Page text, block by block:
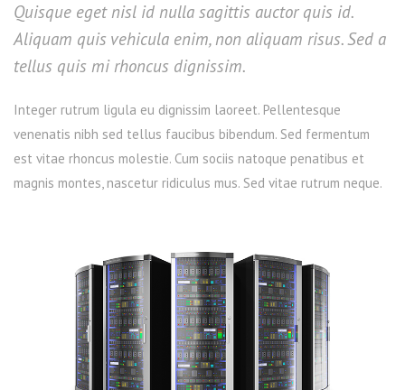
Quisque eget nisl id nulla sagittis auctor quis id.
Aliquam quis vehicula enim, non aliquam risus. Sed a
tellus quis mi rhoncus dignissim.
Integer rutrum ligula eu dignissim laoreet. Pellentesque
venenatis nibh sed tellus faucibus bibendum. Sed fermentum
est vitae rhoncus molestie. Cum sociis natoque penatibus et
magnis montes, nascetur ridiculus mus. Sed vitae rutrum neque.